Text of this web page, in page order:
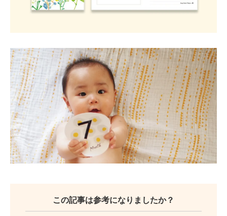
この記事は参考になりましたか？